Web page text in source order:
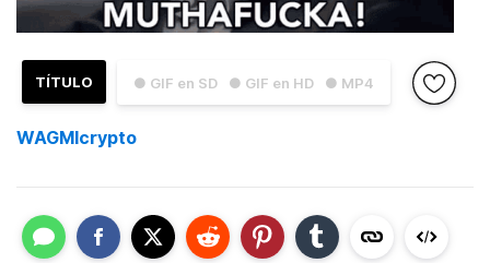
● GIF en SD ● GIF en HD ● MP4
TÍTULO
WAGMIcrypto